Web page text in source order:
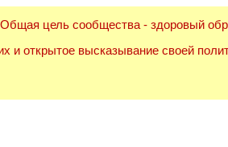
цель сообщества - здоровый
открытое высказывание своей